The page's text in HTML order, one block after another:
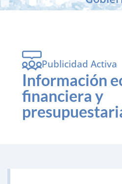
Publicidad Activa
Información
financiera y